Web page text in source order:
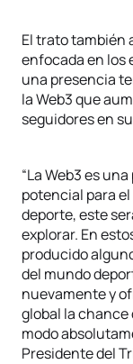
El trato también
enfocada en los
una presencia
la Web3 que
seguidores en
“La Web3 es
potencial para
deporte, este
explorar. En
producido
del mundo
nuevamente y
global la
modo
Presidente del